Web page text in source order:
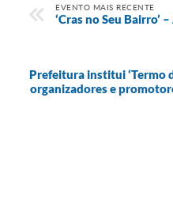
EVENTO MAIS RECENTE
‘Cras no Seu Bairro’
Prefeitura institui ‘Termo
organizadores e